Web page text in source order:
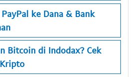
ke Dana & Bank
Bitcoin di Indodax? Cek